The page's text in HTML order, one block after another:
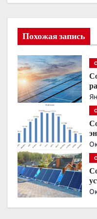
я
п
о
з
п
и
с
я
м
Похожая запись